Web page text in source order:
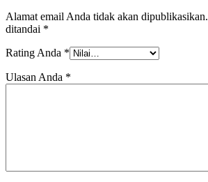
Alamat email Anda tidak akan dipublikasikan.
ditandai *
Rating Anda *
Ulasan Anda *